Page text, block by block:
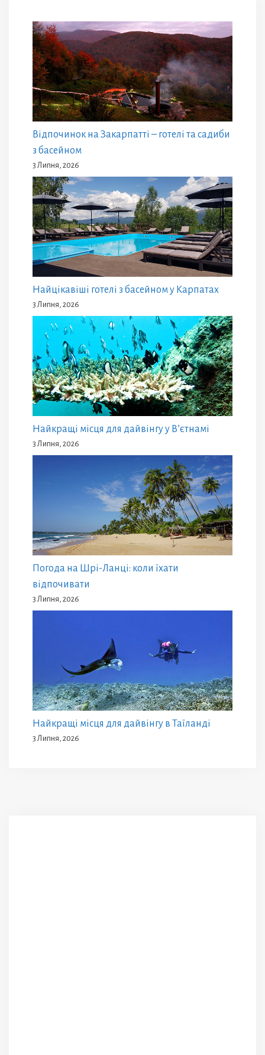
Відпочинок на Закарпатті – готелі та садиби
з басейном
3 Липня, 2026
Найцікавіші готелі з басейном у Карпатах
3 Липня, 2026
Найкращі місця для дайвінгу у В’єтнамі
3 Липня, 2026
Погода на Шрі-Ланці: коли їхати
відпочивати
3 Липня, 2026
Найкращі місця для дайвінгу в Таїланді
3 Липня, 2026